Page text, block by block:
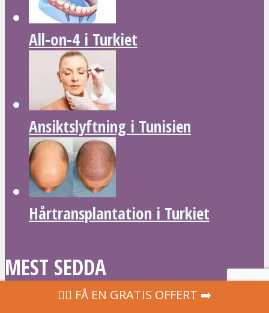
All-on-4 i Turkiet
Ansiktslyftning i Tunisien
Hårtransplantation i Turkiet
MEST SEDDA
‍👩‍⚕ FÅ EN GRATIS OFFERT ➡️